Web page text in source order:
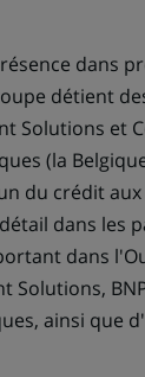
dans
détient
Solutions et
(la
du crédit
dans les
dans
Solutions,
ainsi que